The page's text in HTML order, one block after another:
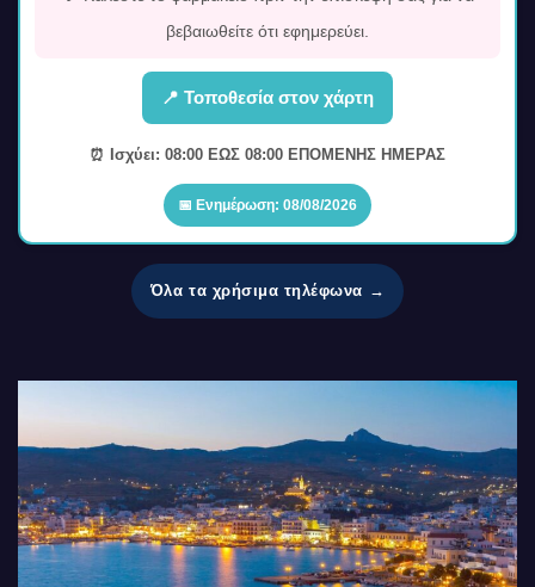
βεβαιωθείτε ότι εφημερεύει.
📍 Τοποθεσία στον χάρτη
⏰ Ισχύει: 08:00 ΕΩΣ 08:00 ΕΠΟΜΕΝΗΣ ΗΜΕΡΑΣ
📅 Ενημέρωση: 08/08/2026
Όλα τα χρήσιμα τηλέφωνα →